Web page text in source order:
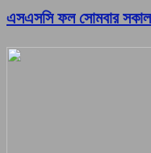
এসএসসি ফল সোমবার